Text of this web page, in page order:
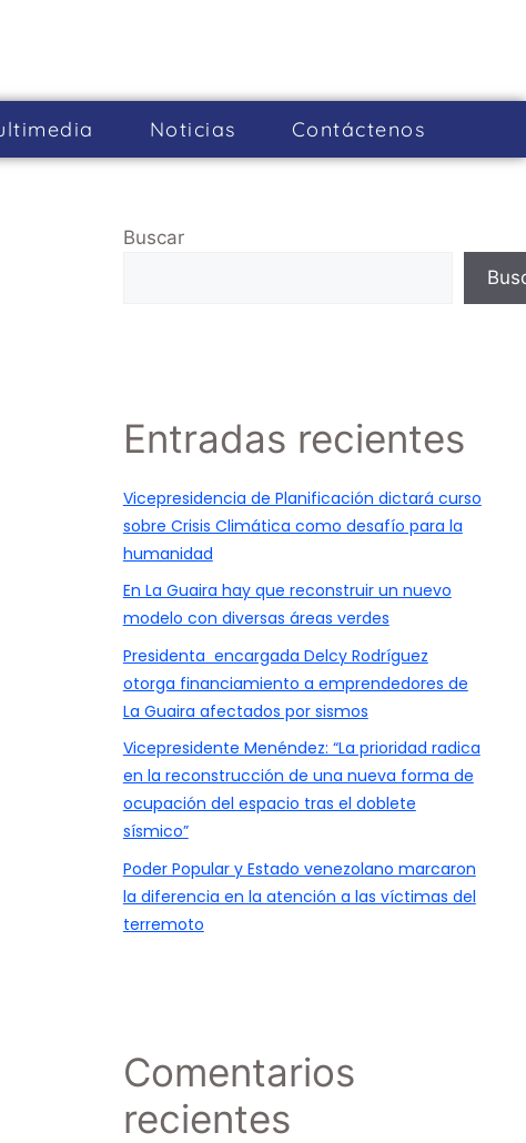
Noticias Cont­áctenos
Buscar
Entradas recientes
Vicepresidencia de Planificación dictará curso
sobre Crisis Climática como desafío para la
humanidad
En La Guaira hay que reconstruir un nuevo
modelo con diversas áreas verdes
Presidenta encargada Delcy Rodríguez
otorga financiamiento a emprendedores de
La Guaira afectados por sismos
Vicepresidente Menéndez: “La prioridad radica
en la reconstrucción de una nueva forma de
ocupación del espacio tras el doblete
sísmico”
Poder Popular y Estado venezolano marcaron
la diferencia en la atención a las víctimas del
terremoto
Comentarios
recientes